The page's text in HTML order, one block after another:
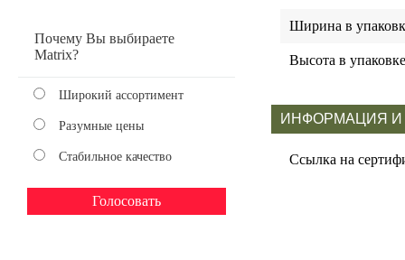
Почему Вы выбираете
Matrix?
Широкий ассортимент
Разумные цены
Стабильное качество
Ширина в
Высота в упаковке
ИНФОРМАЦИЯ И
Ссылка на